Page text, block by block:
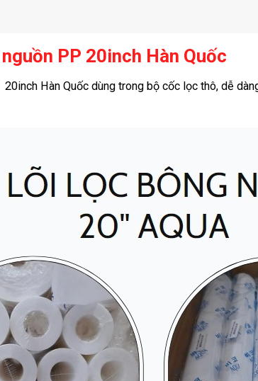
PP 20inch Hàn Quốc
Hàn Quốc dùng trong bộ cốc lọc thô, dễ